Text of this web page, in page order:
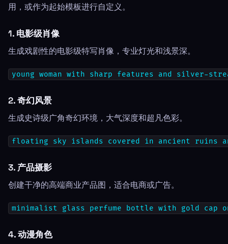
用，或作为起始模板进行自定义。
1. 电影级肖像
生成戏剧性的电影级特写肖像，专业灯光和浅景深。
young woman with sharp features and silver-
2. 奇幻风景
生成史诗级广角奇幻环境，大气深度和超凡色彩。
floating sky islands covered in ancient ruins
3. 产品摄影
创建干净的高端商业产品图，适合电商或广告。
minimalist glass perfume bottle with gold cap
4. 动漫角色